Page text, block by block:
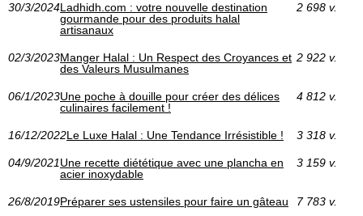
30/3/2024Ladhidh.com : votre nouvelle destination
gourmande pour des produits halal
artisanaux
2 698 v.
02/3/2023Manger Halal : Un Respect des Croyances et
des Valeurs Musulmanes
2 922 v.
06/1/2023Une poche à douille pour créer des délices
culinaires facilement !
4 812 v.
16/12/2022Le Luxe Halal : Une Tendance Irrésistible ! 3 318 v.
04/9/2021Une recette diététique avec une plancha en
acier inoxydable
3 159 v.
26/8/2019Préparer ses ustensiles pour faire un gâteau 7 783 v.